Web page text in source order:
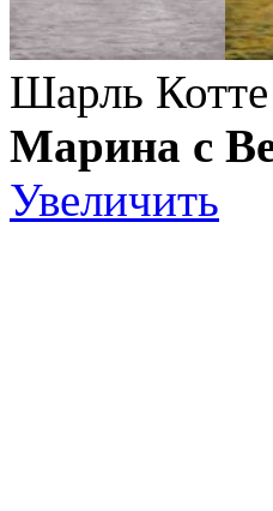
Шарль Котте
Марина с
Увеличить